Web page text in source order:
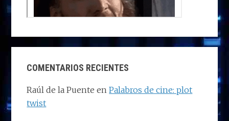
COMENTARIOS RECIENTES
Raúl de la Puente enPalabros de cine: plot
twist